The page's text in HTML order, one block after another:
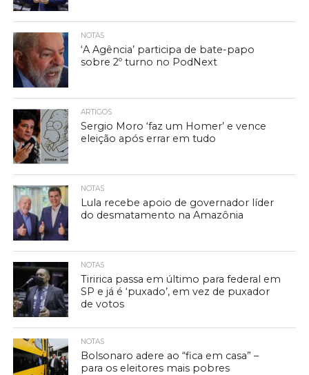
NOTAS
‘A Agência’ participa de bate-papo
sobre 2º turno no PodNext
ARTIGOS
Sergio Moro ‘faz um Homer’ e vence
eleição após errar em tudo
NOTAS
Lula recebe apoio de governador líder
do desmatamento na Amazônia
NOTAS
Tiririca passa em último para federal em
SP e já é ‘puxado’, em vez de puxador
de votos
NOTAS
Bolsonaro adere ao “fica em casa” –
para os eleitores mais pobres